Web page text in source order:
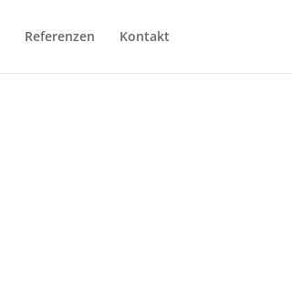
Referenzen Kontakt